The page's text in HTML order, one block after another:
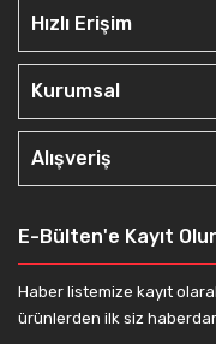
Hızlı Erişim
Kurumsal
Alışveriş
E-Bülten'e Kayıt
Haber listemize kayıt
ürünlerden ilk siz